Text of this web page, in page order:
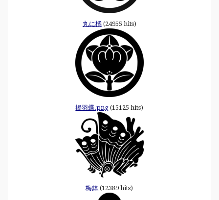
丸に橘(24955 hits)
揚羽蝶.png (15125 hits)
梅鉢 (12389 hits)